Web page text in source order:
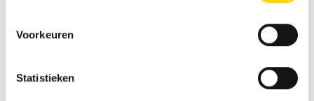
Voorkeuren
Statistieken
Infrastructuur Keuken, WC